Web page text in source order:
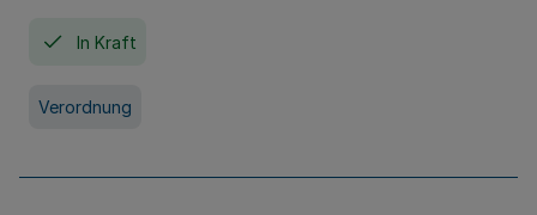
In Kraft
Verordnung